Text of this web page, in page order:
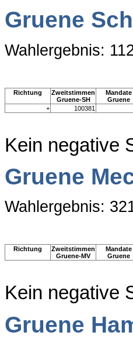
Gruene
Wahlergebnis:
Richtung
Zweitstimmen
Gruene-SH
Mandate
Gruene
+
100381
Kein negative
Gruene
Wahlergebnis:
Richtung
Zweitstimmen
Gruene-MV
Mandate
Gruene
Kein negative
Gruene